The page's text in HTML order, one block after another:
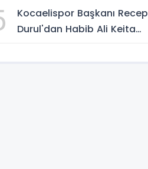
Kocaelispor Başkanı Recep
Durul'dan Habib Ali Keita